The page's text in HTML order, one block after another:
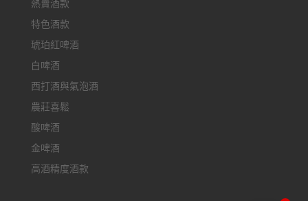
熱賣酒款
特色酒款
琥珀紅啤酒
白啤酒
西打酒與氣泡酒
農莊喜鬆
酸啤酒
金啤酒
高酒精度酒款